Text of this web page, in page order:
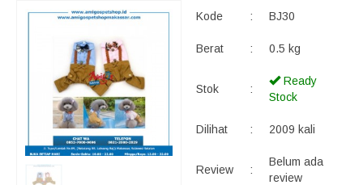
Kode : BJ30
Berat : 0.5 kg
Stok :
Ready
Stock
Dilihat : 2009 kali
Review :
Belum ada
review